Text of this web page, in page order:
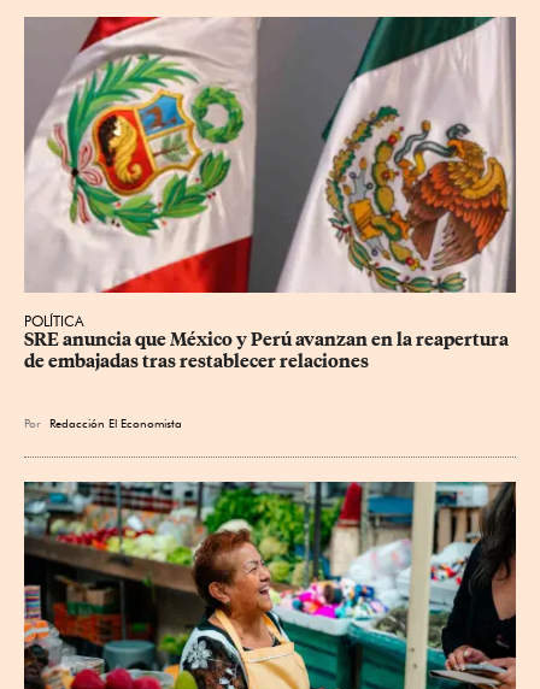
POLÍTICA
SRE anuncia que México y Perú avanzan en la reapertura
de embajadas tras restablecer relaciones
Por Redacción El Economista